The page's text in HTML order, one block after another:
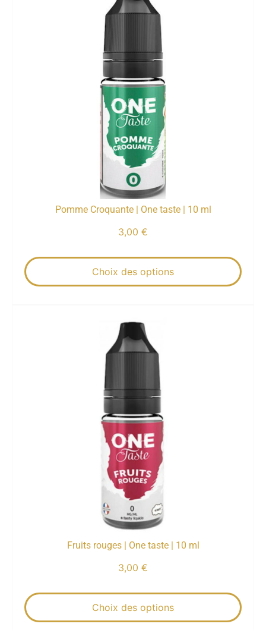
Pomme Croquante | One taste | 10 ml
3,00 €
Choix des options
Fruits rouges | One taste | 10 ml
3,00 €
Choix des options